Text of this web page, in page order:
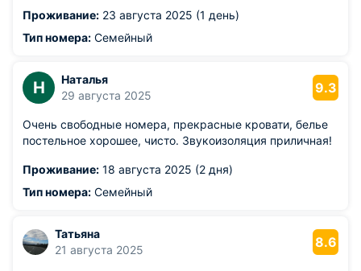
просят только паспорт на кого забронировано. Поэтому
как то странно показалось
Проживание: 23 августа 2025 (1 день)
Тип номера: Семейный
Н
Наталья
29 августа 2025
9.3
Очень свободные номера, прекрасные кровати, белье
постельное хорошее, чисто. Звукоизоляция приличная!
Проживание: 18 августа 2025 (2 дня)
Тип номера: Семейный
Татьяна
21 августа 2025
8.6